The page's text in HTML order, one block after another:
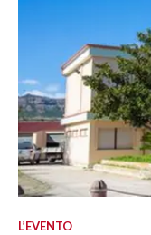
L’EVENTO